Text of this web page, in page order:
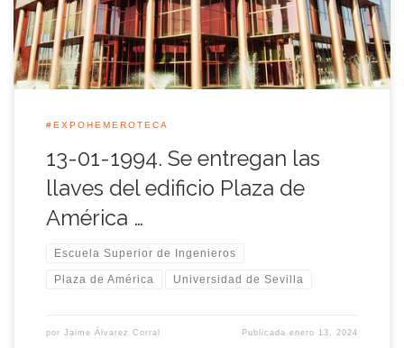
para que la Escuela de Ingenieros […]
#EXPOHEMEROTECA
13-01-1994. Se entregan las
llaves del edificio Plaza de
América …
Escuela Superior de Ingenieros
Plaza de América Universidad de Sevilla
por Jaime Álvarez Corral Publicadaenero 13, 2024